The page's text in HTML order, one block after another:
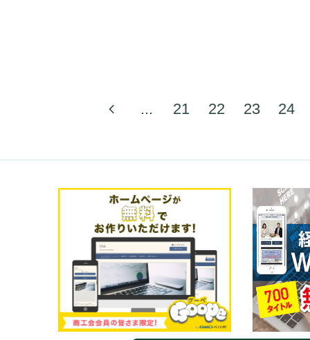
... 21 22 23 24